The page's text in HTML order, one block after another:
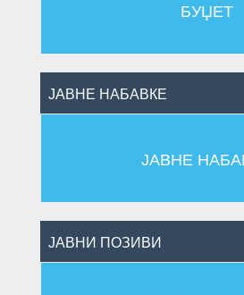
БУЏЕТ
ЈАВНЕ НАБАВКЕ
ЈАВНЕ
ЈАВНИ ПОЗИВИ